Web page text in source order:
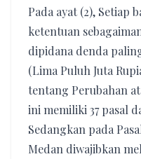
Pada ayat (2), Setiap
ketentuan
dipidana denda
(Lima Puluh Juta
tentang Perubahan
ini memiliki 37 pasal
Sedangkan pada
Medan diwajibkan